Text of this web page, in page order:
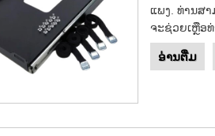
ແພງ. ທ່ານສ
ຈະຊ່ວຍເຫຼືອ
ອ່ານ​ຕື່ມ